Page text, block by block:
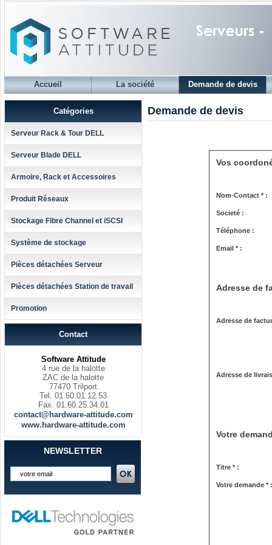
Accueil La société Demande de devis
Catégories
Serveur Rack & Tour DELL
Serveur Blade DELL
Armoire, Rack et Accessoires
Produit Réseaux
Stockage Fibre Channel et iSCSI
Système de stockage
Pièces détachées Serveur
Pièces détachées Station de travail
Promotion
Contact
Software Attitude
4 rue de la halotte
ZAC de la halotte
77470 Trilport
Tel. 01.60.01.12.53
Fax. 01.60.25.34.01
contact@hardware-attitude.com
www.hardware-attitude.com
NEWSLETTER
Demande de devis
Vos
Nom-Contact * :
Societé :
Téléphone :
Email * :
Adresse de
Adresse de
Adresse de
Votre
Titre * :
Votre demande * :